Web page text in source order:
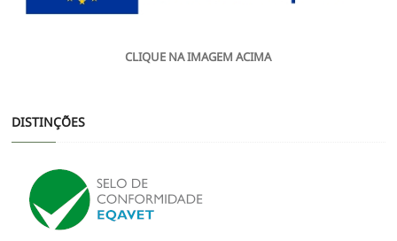
CLIQUE NA IMAGEM ACIMA
DISTINÇÕES